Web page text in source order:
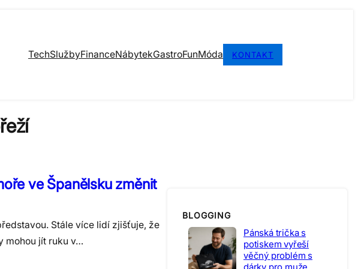
TechSlužbyFinanceNábytekGastroFunMóda KONTAKT
ve Španělsku změnit
Stále více lidí zjišťuje, že
mohou jít ruku v…
BLOGGING
Pánská trička s
potiskem vyřeší
věčný problém s
dárky pro muže